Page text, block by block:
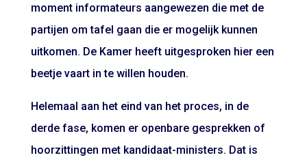
moment informateurs aangewezen die met de
partijen om tafel gaan die er mogelijk kunnen
uitkomen. De Kamer heeft uitgesproken hier een
beetje vaart in te willen houden.
Helemaal aan het eind van het proces, in de
derde fase, komen er openbare gesprekken of
hoorzittingen met kandidaat-ministers. Dat is